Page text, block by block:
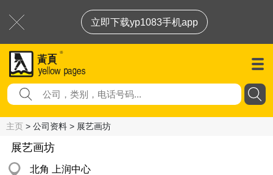
立即下载yp1083手机app
主页 > 公司资料 > 展艺画坊
展艺画坊
北角 上润中心